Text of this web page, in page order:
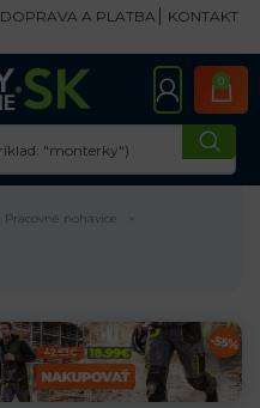
DOPRAVA A PLATBA KONTAKT
0
Pracovné nohavice